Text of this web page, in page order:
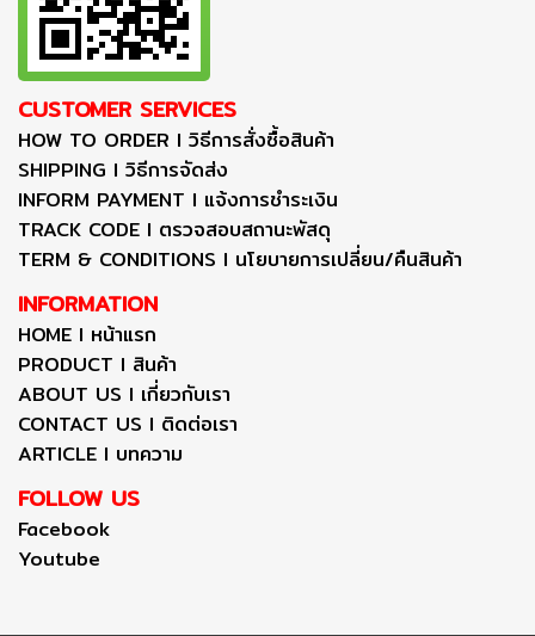
CUSTOMER SERVICES
HOW TO ORDER I วิธีการสั่งซื้อสินค้า
SHIPPING I วิธีการจัดส่ง
INFORM PAYMENT I แจ้งการชำระเงิน
TRACK CODE I ตรวจสอบสถานะพัสดุ
TERM & CONDITIONS I นโยบายการเปลี่ยน/คืนสินค้า
INFORMATION
HOME I หน้าแรก
PRODUCT I สินค้า
ABOUT US I เกี่ยวกับเรา
CONTACT US I ติดต่อเรา
ARTICLE I บทความ
FOLLOW US
Facebook
Youtube